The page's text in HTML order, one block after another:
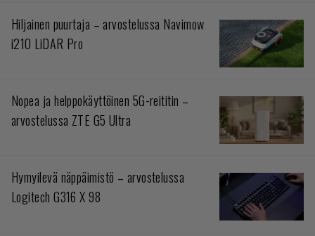
Hiljainen puurtaja – arvostelussa Navimow
i210 LiDAR Pro
Nopea ja helppokäyttöinen 5G-reititin –
arvostelussa ZTE G5 Ultra
Hymyilevä näppäimistö – arvostelussa
Logitech G316 X 98